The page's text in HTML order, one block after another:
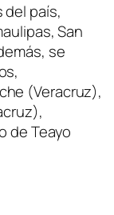
del país,
San
se
(Veracruz),
de Teayo